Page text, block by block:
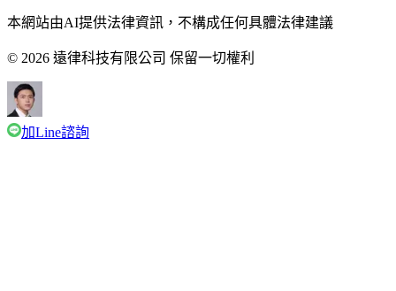
本網站由AI提供法律資訊，不構成任何具體法律建議
© 2026 遠律科技有限公司 保留一切權利
加Line諮詢